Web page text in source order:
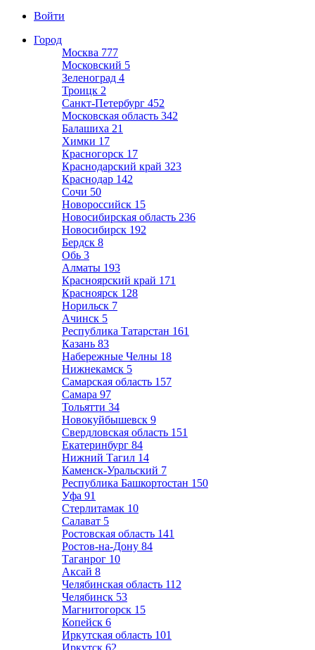
Войти
Город
Москва 777
Московский 5
Зеленоград 4
Троицк 2
Санкт-Петербург 452
Московская область 342
Балашиха 21
Химки 17
Красногорск 17
Краснодарский край 323
Краснодар 142
Сочи 50
Новороссийск 15
Новосибирская область 236
Новосибирск 192
Бердск 8
Обь 3
Алматы 193
Красноярский край 171
Красноярск 128
Норильск 7
Ачинск 5
Республика Татарстан 161
Казань 83
Набережные Челны 18
Нижнекамск 5
Самарская область 157
Самара 97
Тольятти 34
Новокуйбышевск 9
Свердловская область 151
Екатеринбург 84
Нижний Тагил 14
Каменск-Уральский 7
Республика Башкортостан 150
Уфа 91
Стерлитамак 10
Салават 5
Ростовская область 141
Ростов-на-Дону 84
Таганрог 10
Аксай 8
Челябинская область 112
Челябинск 53
Магнитогорск 15
Копейск 6
Иркутская область 101
Иркутск 62